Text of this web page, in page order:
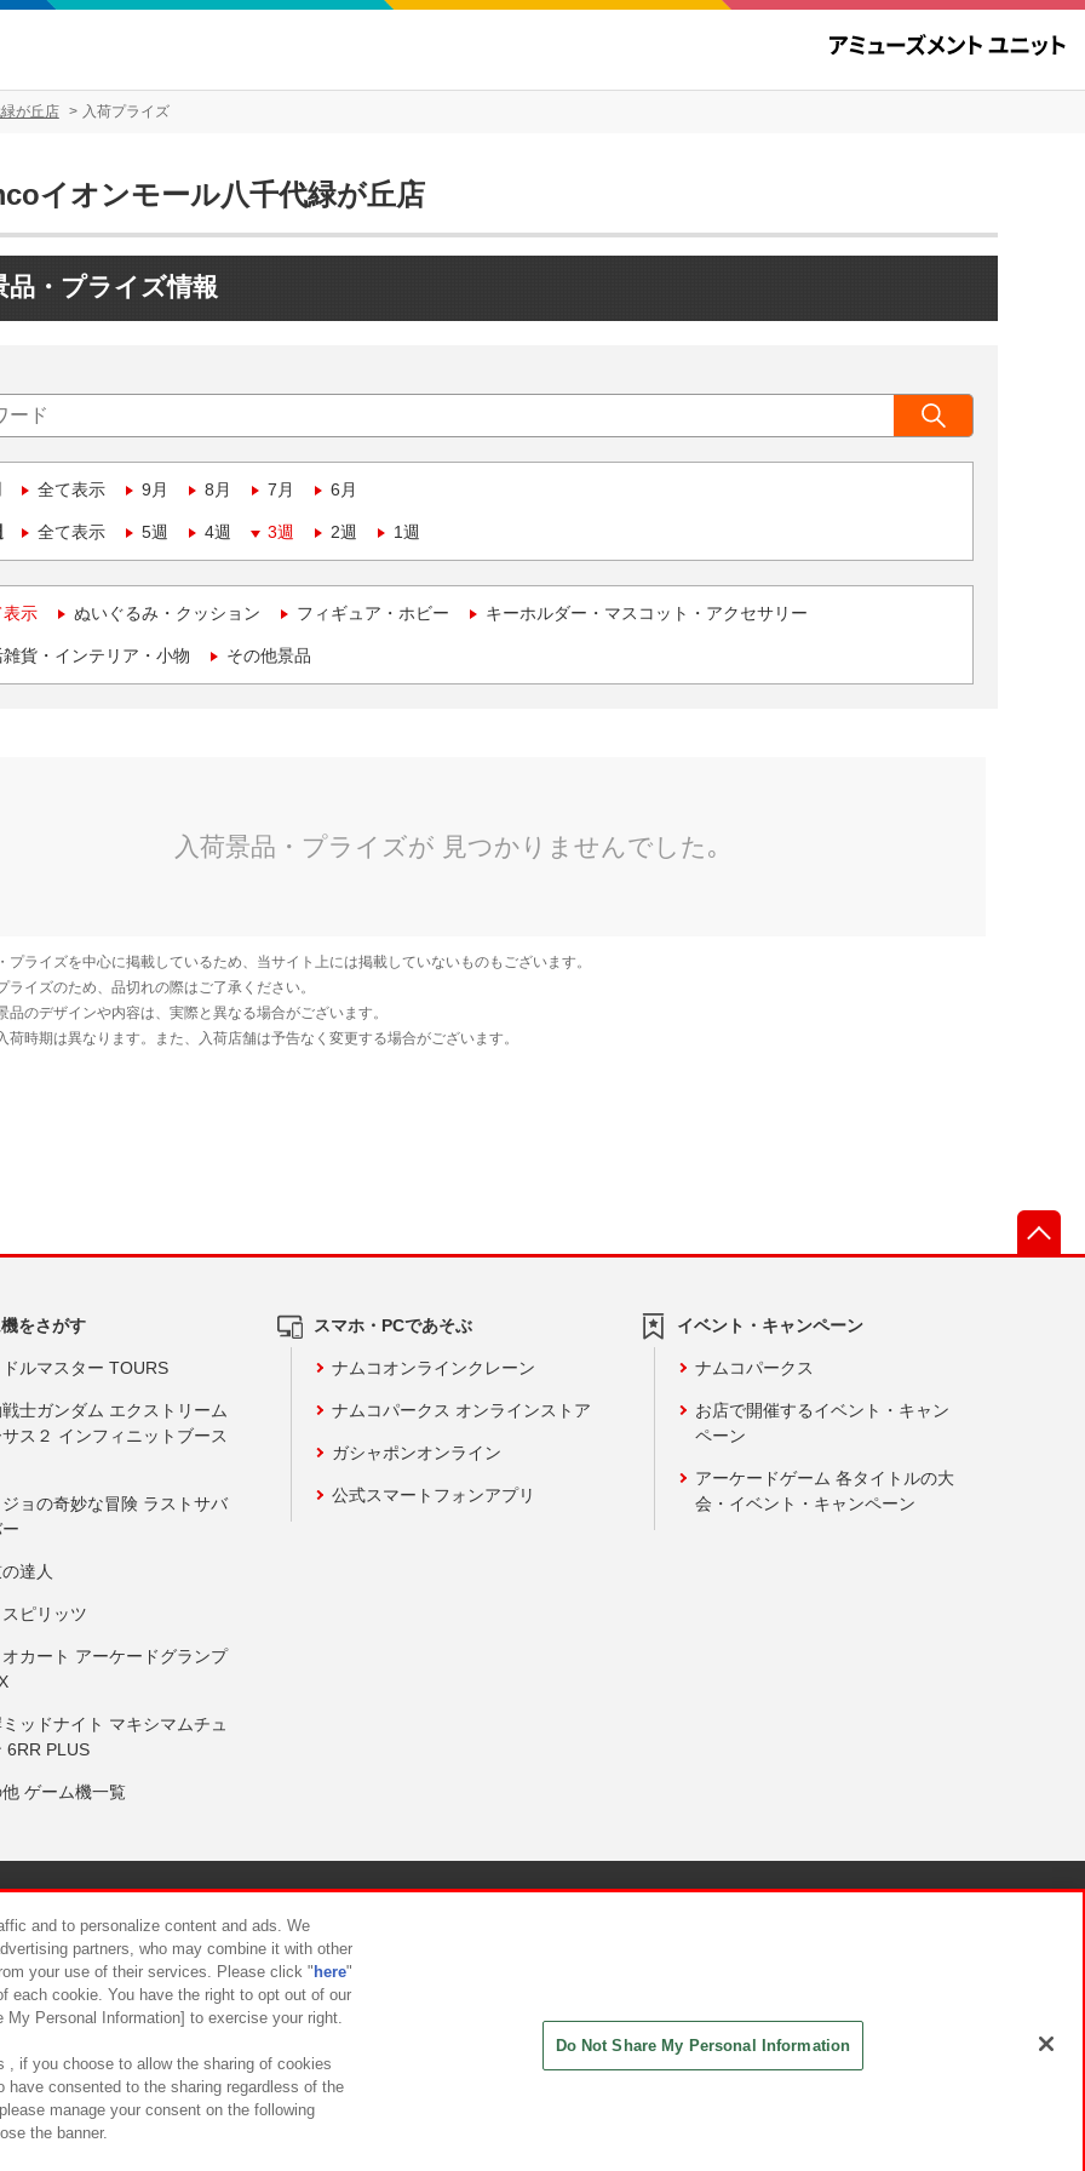
が丘店 入荷プライズ
イオンモール八千代緑が丘店
品・プライズ情報
全て表示 9月 8月 7月 6月
全て表示 5週 4週 3週 2週 1週
表示 ぬいぐるみ・クッション フィギュア・ホビー キーホルダー・マスコット・アクセサリー
貨・インテリア・小物 その他景品
をさがす
ルマスター TOURS
士ガンダム エクストリーム
ス２ インフィニットブース
ョの奇妙な冒険 ラストサバ
達人
ピリッツ
カート アーケードグランプ
ッドナイト マキシマムチュ
6RR PLUS
ゲーム機一覧
スマホ・PCであそぶ
ナムコオンラインクレーン
ナムコパークス オンラインストア
ガシャポンオンライン
公式スマートフォンアプリ
イベント・キャンペーン
ナムコパークス
お店で開催するイベント・キャン
ペーン
アーケードゲーム 各タイトルの大
会・イベント・キャンペーン
について カスタマーハラスメント対応方針
and to personalize content and ads. We
partners, who may combine it with other
your use of their services. Please click " here"
each cookie. You have the right to opt out of our
Personal Information] to exercise your right.
, if you choose to allow the sharing of cookies
have consented to the sharing regardless of the
manage your consent on the following
the banner.
Do Not Share My Personal Information